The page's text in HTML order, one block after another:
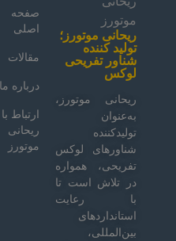
ریحانی موتورز؛
تولید کننده
شناور تفریحی
لوکس
ریحانی موتورز،
به‌عنوان
تولیدکننده
شناور‌های لوکس
تفریحی، همواره
در تلاش است تا
با رعایت
استانداردهای
بین‌المللی،
صفحه
اصلی
مقالات
درباره ما
ارتباط با
ریحانی
موتورز